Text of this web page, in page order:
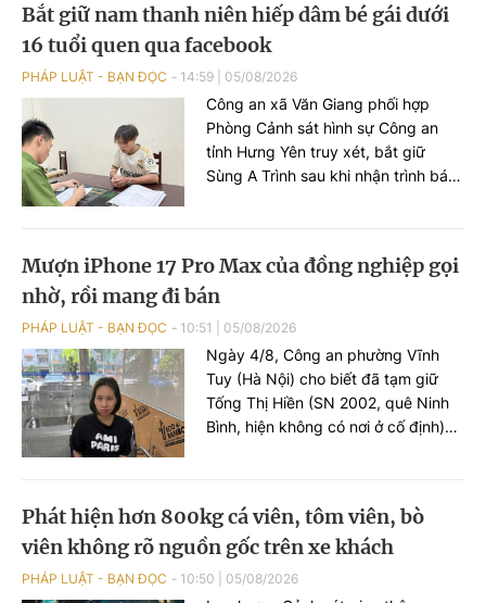
Bắt giữ nam thanh niên hiếp dâm bé gái dưới
16 tuổi quen qua facebook
PHÁP LUẬT - BẠN ĐỌC 14:59 05/08/2026
Công an xã Văn Giang phối hợp
Phòng Cảnh sát hình sự Công an
tỉnh Hưng Yên truy xét, bắt giữ
Sùng A Trình sau khi nhận trình báo
Mượn iPhone 17 Pro Max của đồng nghiệp gọi
nhờ, rồi mang đi bán
PHÁP LUẬT - BẠN ĐỌC 10:51 05/08/2026
Ngày 4/8, Công an phường Vĩnh
Tuy (Hà Nội) cho biết đã tạm giữ
Tống Thị Hiền (SN 2002, quê Ninh
Bình, hiện không có nơi ở cố định)
Phát hiện hơn 800kg cá viên, tôm viên, bò
viên không rõ nguồn gốc trên xe khách
PHÁP LUẬT - BẠN ĐỌC 10:50 05/08/2026